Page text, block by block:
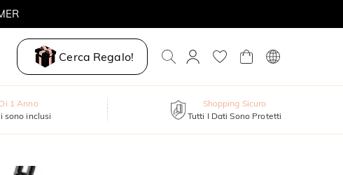
Cerca Regalo!
1 Anno
sono inclusi
Shopping Sicuro
Tutti I Dati Sono Protetti